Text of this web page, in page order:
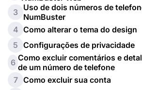
3
Uso de dois números de
NumBuster
4 Como alterar o tema do design
5 Configurações de privacidade
6 Como excluir comentários e
de um número de telefone
7 Como excluir sua conta